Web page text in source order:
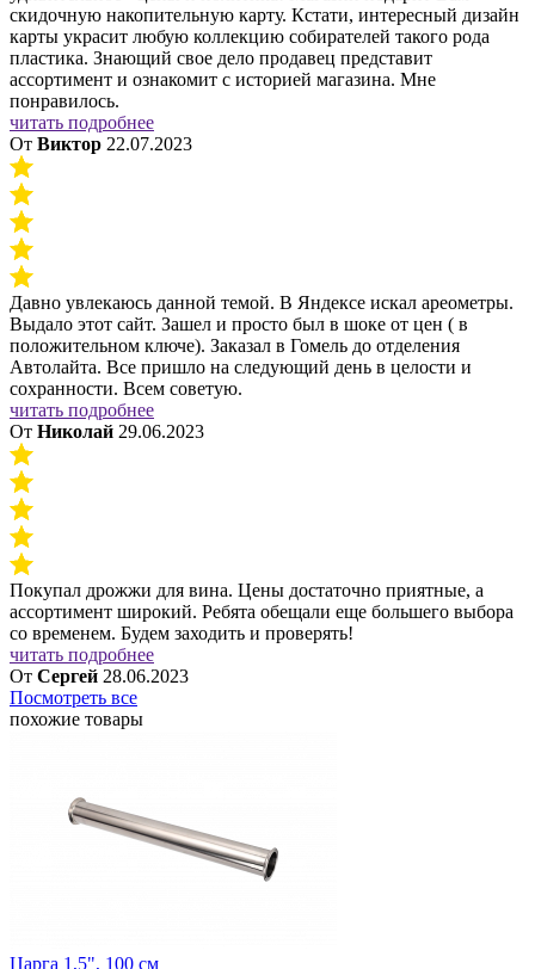
скидочную накопительную карту. Кстати, интересный дизайн
карты украсит любую коллекцию собирателей такого рода
пластика. Знающий свое дело продавец представит
ассортимент и ознакомит с историей магазина. Мне
понравилось.
читать подробнее
От Виктор 22.07.2023
Давно увлекаюсь данной темой. В Яндексе искал ареометры.
Выдало этот сайт. Зашел и просто был в шоке от цен ( в
положительном ключе). Заказал в Гомель до отделения
Автолайта. Все пришло на следующий день в целости и
сохранности. Всем советую.
читать подробнее
От Николай 29.06.2023
Покупал дрожжи для вина. Цены достаточно приятные, а
ассортимент широкий. Ребята обещали еще большего выбора
со временем. Будем заходить и проверять!
читать подробнее
От Сергей 28.06.2023
Посмотреть все
похожие товары
Царга 1,5", 100 см